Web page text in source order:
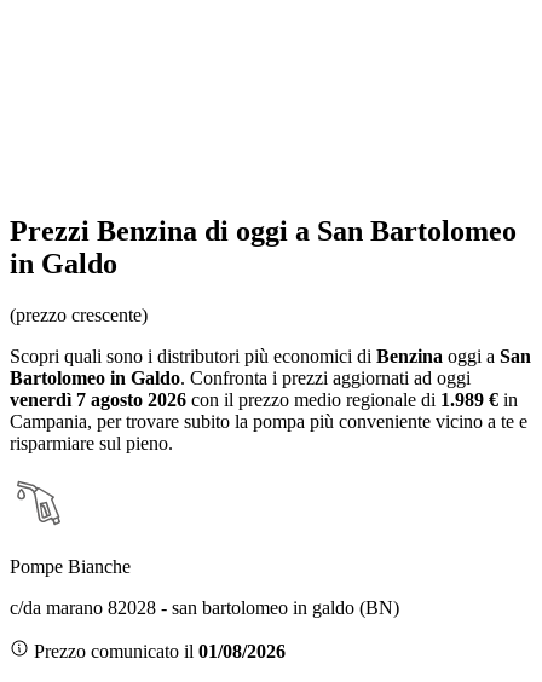
Prezzi Benzina di oggi a San Bartolomeo
in Galdo
(prezzo crescente)
Scopri quali sono i distributori più economici di Benzina oggi a San
Bartolomeo in Galdo. Confronta i prezzi aggiornati ad oggi
venerdì 7 agosto 2026 con il prezzo medio regionale di 1.989 € in
Campania, per trovare subito la pompa più conveniente vicino a te e
risparmiare sul pieno.
Pompe Bianche
c/da marano 82028 - san bartolomeo in galdo (BN)
Prezzo comunicato il 01/08/2026